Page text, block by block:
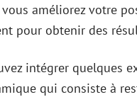
améliorez votre
pour obtenir des
intégrer quelques
qui consiste à